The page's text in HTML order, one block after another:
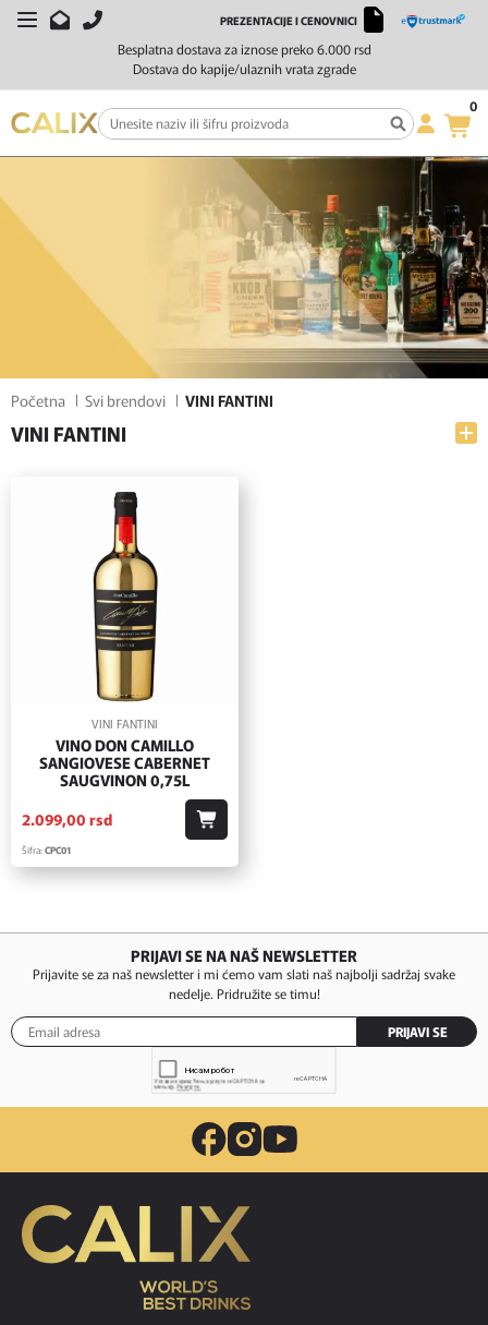
Besplatna dostava za iznose preko 6.000 rsd
Dostava do kapije/ulaznih vrata zgrade
PREZENTACIJE I CENOVNICI
0
Početna Svi brendovi VINI FANTINI
VINI FANTINI
FILTERI
SORTIRAJ
VINI FANTINI
VINO DON CAMILLO
SANGIOVESE CABERNET
SAUGVINON 0,75L
2.099,00 rsd
Šifra:CPC01
PRIJAVI SE NA NAŠ NEWSLETTER
Prijavite se za naš newsletter i mi ćemo vam slati naš najbolji sadržaj svake
nedelje. Pridružite se timu!
PRIJAVI SE